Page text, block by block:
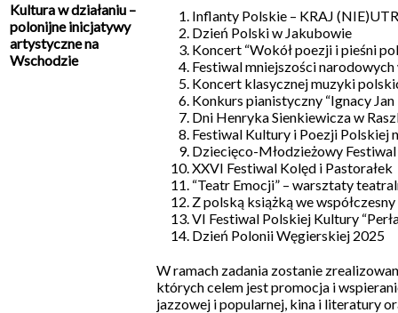
Kultura w działaniu –
polonijne inicjatywy
artystyczne na
Wschodzie
Inflanty Polskie – KRAJ
Dzień Polski w Jakubowie
Koncert “Wokół poezji i pieśni
Festiwal mniejszości
Koncert klasycznej muzyki
Konkurs pianistyczny “Ignacy
Dni Henryka Sienkiewicza w
Festiwal Kultury i Poezji Polskiej
Dziecięco-Młodzieżowy
XXVI Festiwal Kolęd i Pastorałek
“Teatr Emocji” – warsztaty
Z polską książką we
VI Festiwal Polskiej Kultury
Dzień Polonii Węgierskiej 2025
W ramach zadania zostanie
których celem jest promocja i
jazzowej i popularnej, kina i literatury